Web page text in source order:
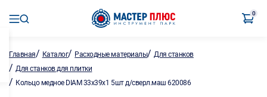
0
Главная/ Каталог/ Расходные материалы/Для станков
/ Для станков для плитки
/ Кольцо медное DIAM 33х39х1 5шт д/сверл.маш 620086